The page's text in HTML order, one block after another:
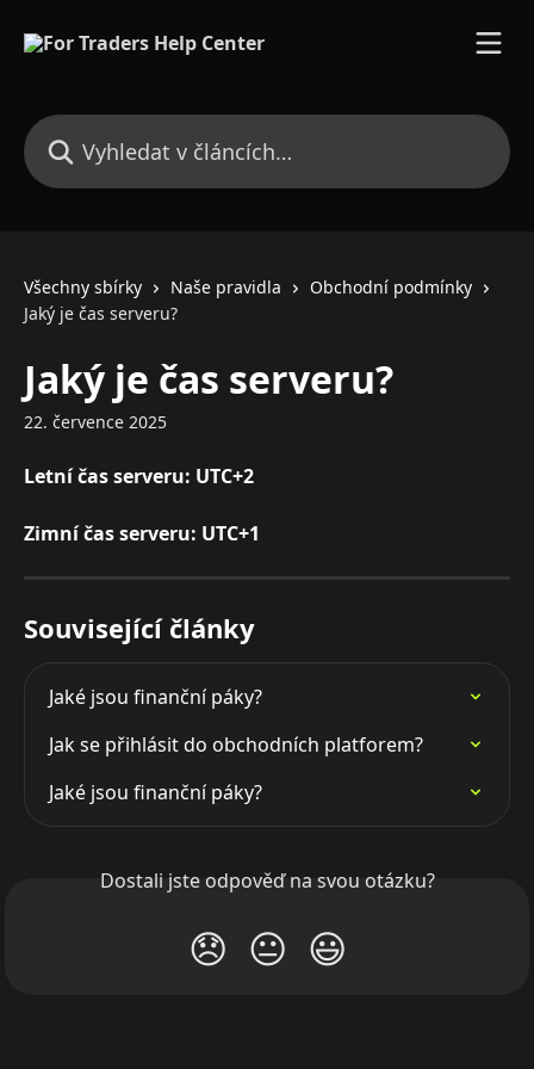
Vyhledat v článcích…
Všechny sbírky Naše pravidla
Obchodní podmínky
Jaký je čas serveru?
Jaký je čas serveru?
22. července 2025
Letní čas serveru: UTC+2
Zimní čas serveru: UTC+1
Související články
Jaké jsou finanční páky?
Jak se přihlásit do obchodních platforem?
Jaké jsou finanční páky?
Dostali jste odpověď na svou otázku?
😞 😐 😃